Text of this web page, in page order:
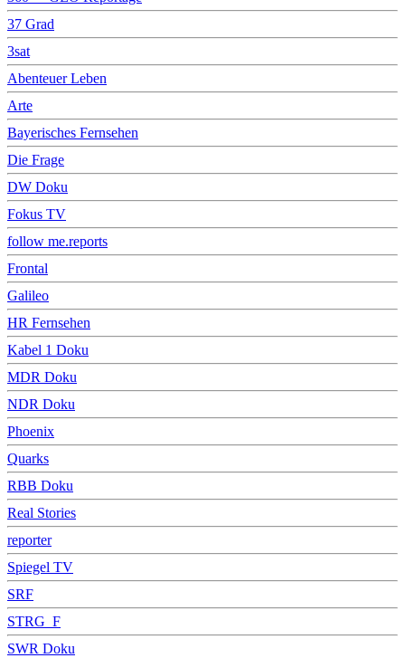
37 Grad
3sat
Abenteuer Leben
Arte
Bayerisches Fernsehen
Die Frage
DW Doku
Fokus TV
follow me.reports
Frontal
Galileo
HR Fernsehen
Kabel 1 Doku
MDR Doku
NDR Doku
Phoenix
Quarks
RBB Doku
Real Stories
reporter
Spiegel TV
SRF
STRG_F
SWR Doku